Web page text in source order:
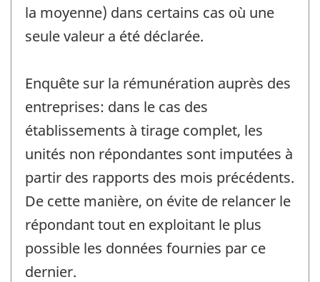
la moyenne) dans certains cas où une
seule valeur a été déclarée.
Enquête sur la rémunération auprès des
entreprises: dans le cas des
établissements à tirage complet, les
unités non répondantes sont imputées à
partir des rapports des mois précédents.
De cette manière, on évite de relancer le
répondant tout en exploitant le plus
possible les données fournies par ce
dernier.